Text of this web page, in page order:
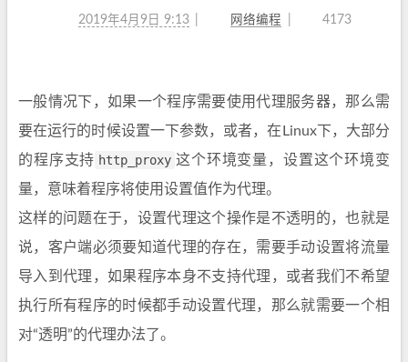
2019年4月9日 9:13 网络编程 4173
一般情况下，如果一个程序需要使用代理服务器，那么需
要在运行的时候设置一下参数，或者，在Linux下，大部分
的程序支持 http_proxy 这个环境变量，设置这个环境变
量，意味着程序将使用设置值作为代理。
这样的问题在于，设置代理这个操作是不透明的，也就是
说，客户端必须要知道代理的存在，需要手动设置将流量
导入到代理，如果程序本身不支持代理，或者我们不希望
执行所有程序的时候都手动设置代理，那么就需要一个相
对“透明”的代理办法了。